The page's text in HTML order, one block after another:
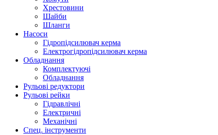
Хрестовини
Шайби
Шланги
Насоси
Гідропідсилювач керма
Електрогідропідсилювач керма
Обладнання
Комплектуючі
Обладнання
Рульові редуктори
Рульові рейки
Гідравлічні
Електричні
Механічні
Спец. інструменти